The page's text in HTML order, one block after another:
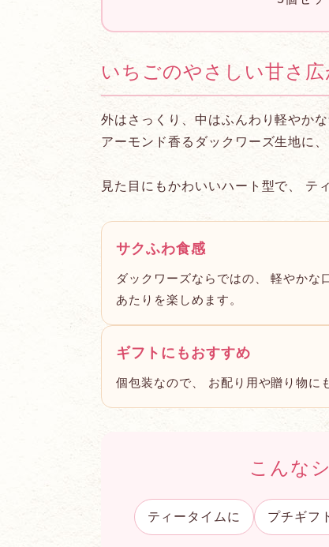
いちごのやさしい甘さ
外はさっくり、中はふんわり軽やかな
アーモンド香るダックワーズ生地に
見た目にもかわいいハート型で、 テ
サクふわ食感
ダックワーズならではの、 軽やかな
あたりを楽しめます。
ギフトにもおすすめ
個包装なので、 お配り用や贈り物に
こんな
ティータイムに プチギフ